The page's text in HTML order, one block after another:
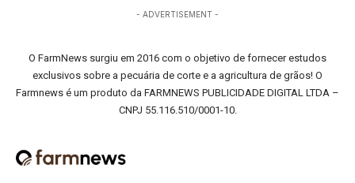
- ADVERTISEMENT -
O FarmNews surgiu em 2016 com o objetivo de fornecer estudos
exclusivos sobre a pecuária de corte e a agricultura de grãos! O
Farmnews é um produto da FARMNEWS PUBLICIDADE DIGITAL LTDA –
CNPJ 55.116.510/0001-10.